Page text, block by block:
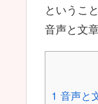
というこ
音声と文
1 音声と